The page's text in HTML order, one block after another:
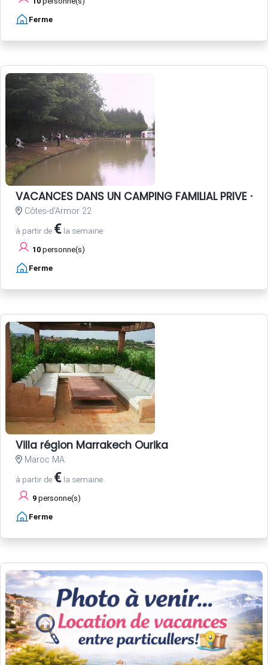
Ferme
VACANCES DANS UN CAMPING FAMILIAL PRIVE -
Côtes-d'Armor 22
à partir de € la semaine
10 personne(s)
Ferme
Villa région Marrakech Ourika
Maroc MA
à partir de € la semaine
9 personne(s)
Ferme